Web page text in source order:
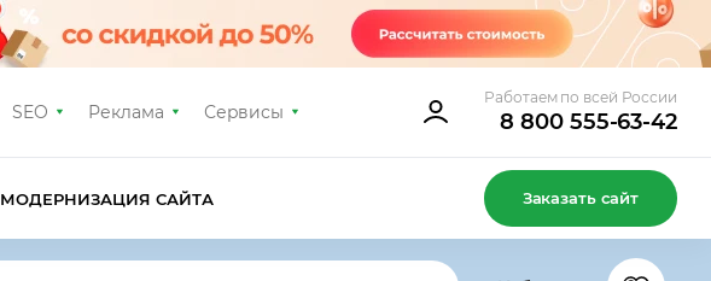
SEO Реклама Сервисы
Работаем по всей России
8 800 555-63-42
МОДЕРНИЗАЦИЯ САЙТА Заказать сайт